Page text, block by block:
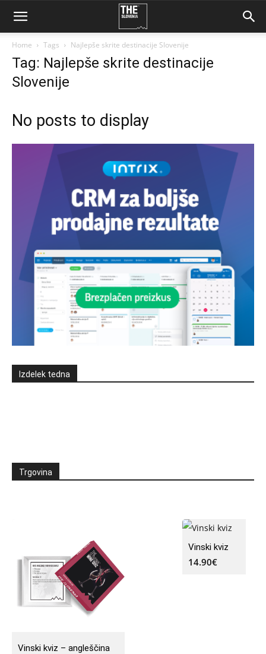
Home Tags Najlepše skrite destinacije Slovenije
Tag: Najlepše skrite destinacije
Slovenije
No posts to display
Izdelek tedna
Trgovina
Vinski kviz – angleščina
Vinski kviz
14.90€